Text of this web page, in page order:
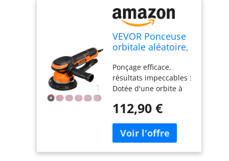
VEVOR Ponceuse
orbitale aléatoire,
ponceuse
excentrique
électrique à
et GA, 850 W, 6
vitesses variables,
10 papiers de
verre, connecteur
anti-poussière,
Ponçage efficace,
résultats impeccables :
Dotée d'une orbite à
moteur puissant de
orbitale aléatoire de 6
pouces offre des
performances
112,90 €